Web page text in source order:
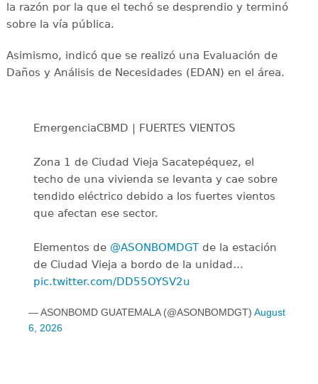
la razón por la que el techó se desprendio y terminó
sobre la vía pública.
Asimismo, indicó que se realizó una Evaluación de
Daños y Análisis de Necesidades (EDAN) en el área.
EmergenciaCBMD | FUERTES VIENTOS
Zona 1 de Ciudad Vieja Sacatepéquez, el
techo de una vivienda se levanta y cae sobre
tendido eléctrico debido a los fuertes vientos
que afectan ese sector.
Elementos de @ASONBOMDGTde la estación
de Ciudad Vieja a bordo de la unidad…
pic.twitter.com/DD55OYSV2u
— ASONBOMD GUATEMALA (@ASONBOMDGT) August
6, 2026